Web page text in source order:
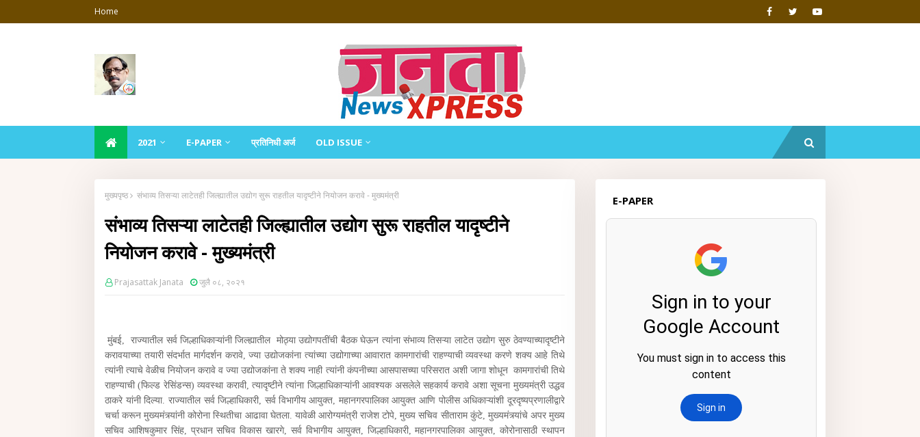
Home
2021 E-PAPER प्रतिनिधी अर्ज OLD ISSUE
मुख्यपृष्ठ संभाव्य तिसऱ्या लाटेतही जिल्ह्यातील उद्योग सुरू राहतील यादृष्टीने नियोजन करावे - मुख्यमंत्री
संभाव्य तिसऱ्या लाटेतही जिल्ह्यातील उद्योग सुरू राहतील यादृष्टीने
नियोजन करावे - मुख्यमंत्री
Prajasattak Janata जुलै ०८, २०२१
मुंबई, राज्यातील सर्व जिल्हाधिकाऱ्यांनी जिल्ह्यातील मोठ्या उद्योगपतींची बैठक घेऊन त्यांना संभाव्य तिसऱ्या लाटेत उद्योग सुरु ठेवण्याच्यादृष्टीने
करावयाच्या तयारी संदर्भात मार्गदर्शन करावे, ज्या उद्योजकांना त्यांच्या उद्योगाच्या आवारात कामगारांची राहण्याची व्यवस्था करणे शक्य आहे तिथे
त्यांनी त्याचे वेळीच नियोजन करावे व ज्या उद्योजकांना ते शक्य नाही त्यांनी कंपनीच्या आसपासच्या परिसरात अशी जागा शोधून कामगारांची तिथे
राहण्याची (फिल्ड रेसिंडन्स) व्यवस्था करावी, त्यादृष्टीने त्यांना जिल्हाधिकाऱ्यांनी आवश्यक असलेले सहकार्य करावे अशा सूचना मुख्यमंत्री उद्धव
ठाकरे यांनी दिल्या. राज्यातील सर्व जिल्हाधिकारी, सर्व विभागीय आयुक्त, महानगरपालिका आयुक्त आणि पोलीस अधिकाऱ्यांशी दूरदृष्यप्रणालीद्वारे
चर्चा करून मुख्यमंत्र्यांनी कोरोना स्थितीचा आढावा घेतला. यावेळी आरोग्यमंत्री राजेश टोपे, मुख्य सचिव सीताराम कुंटे, मुख्यमंत्र्यांचे अपर मुख्य
सचिव आशिषकुमार सिंह, प्रधान सचिव विकास खारगे, सर्व विभागीय आयुक्त, जिल्हाधिकारी, महानगरपालिका आयुक्त, कोरोनासाठी स्थापन
E-PAPER